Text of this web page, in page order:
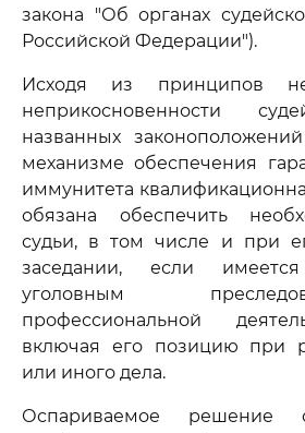
закона "Об органах
Российской Федерации").
Исходя из принципов
неприкосновенности
названных
механизме обеспечения
иммунитета
обязана обеспечить
судьи, в том числе и при
заседании, если
уголовным
профессиональной
включая его позицию при
или иного дела.
Оспариваемое решение